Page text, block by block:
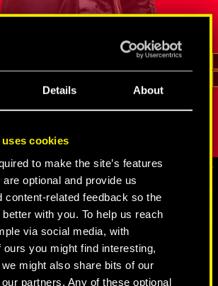
Details About
cookies
to make the site’s features
optional and provide us
content-related feedback so the
with you. To help us reach
via social media, with
you might find interesting,
might also share bits of our
partners. Any of these optional
Él sabe mejor
redes de
cómo acceder a los lugares
REED
Estados
vena
MULTIMEDIA
CYBERPUNK 2077